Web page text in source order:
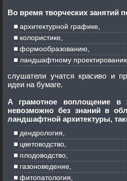
Во время творческих занятий
архитектурной графике,
колористике,
формообразованию,
ландшафтному
слушатели учатся красиво и
идеи на бумаге.
А грамотное воплощение в жизнь любого проекта
невозможно без знаний в областях, неотделимых от
ландшафтной архитектуры,
дендрология,
цветоводство,
плодоводство,
газоноведение,
фитопатология,